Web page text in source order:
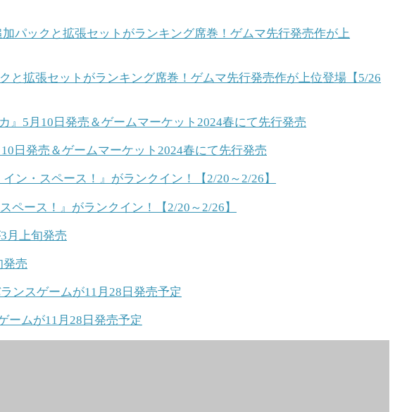
と拡張セットがランキング席巻！ゲムマ先行発売作が上位登場【5/26
日発売＆ゲームマーケット2024春にて先行発売
ペース！』がランクイン！【2/20～2/26】
発売
ームが11月28日発売予定